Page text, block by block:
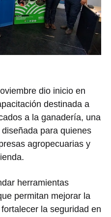
dio inicio en
destinada a
a la ganadería, una
para quienes
agropecuarias y
herramientas
permitan mejorar la
la seguridad en